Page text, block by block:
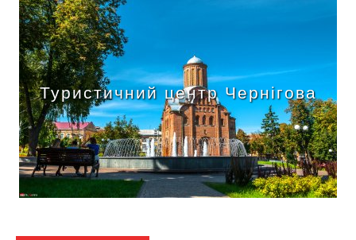
Туристичний центр Чернігова